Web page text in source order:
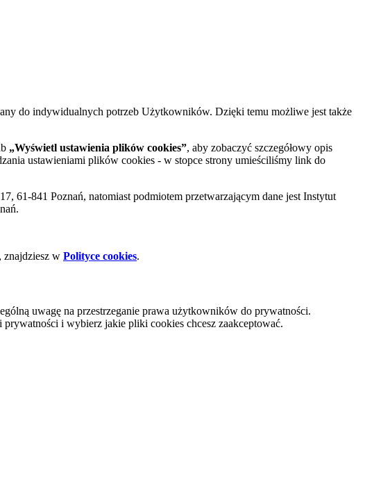
do indywidualnych potrzeb Użytkowników. Dzięki temu możliwe jest także
„Wyświetl ustawienia plików cookies”, aby zobaczyć szczegółowy opis
ustawieniami plików cookies - w stopce strony umieściliśmy link do
61-841 Poznań, natomiast podmiotem przetwarzającym dane jest Instytut
znajdziesz w Polityce cookies.
uwagę na przestrzeganie prawa użytkowników do prywatności.
i wybierz jakie pliki cookies chcesz zaakceptować.